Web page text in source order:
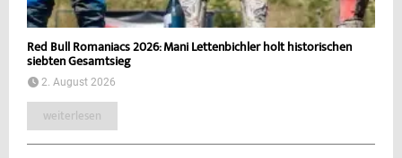
Red Bull Romaniacs 2026: Mani Lettenbichler holt historischen
siebten Gesamtsieg
2. August 2026
weiterlesen